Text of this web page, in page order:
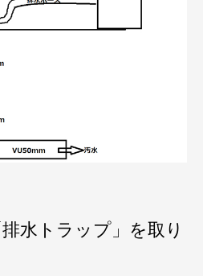
水トラップ」を取り